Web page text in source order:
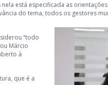
está especificada as
do tema, todos os gestores
“todo
Márcio
à
que é a